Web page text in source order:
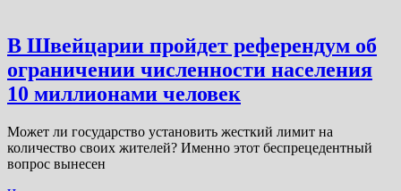
В Швейцарии пройдет референдум об
ограничении численности населения
10 миллионами человек
Может ли государство установить жесткий лимит на
количество своих жителей? Именно этот беспрецедентный
вопрос вынесен